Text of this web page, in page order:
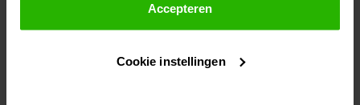
toestemming om cookies voor social media en
gepersonaliseerde advertenties te plaatsen.
Lees hier meer over in onsprivacybeleid
Accepteren
Cookie instellingen